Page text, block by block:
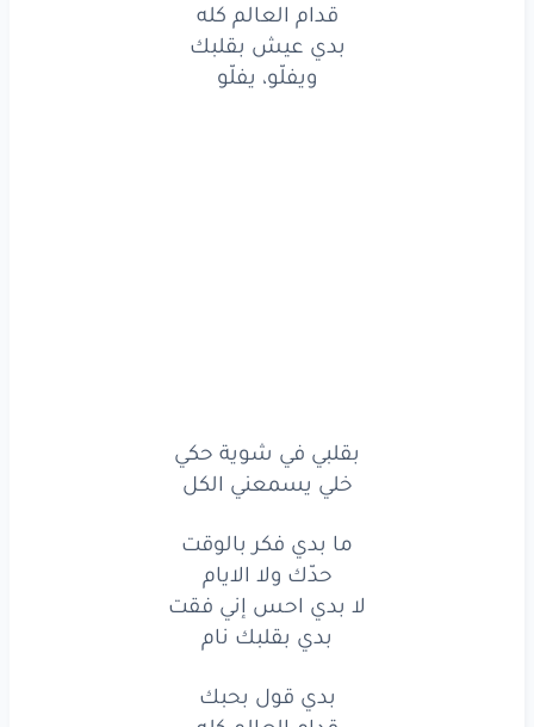
بديقولبحبك
قدامالعالم
بقلبي
في شوية
خلييسمعنيالكل
بديفكربالوقت
حدّكولا الايام
بدياحسإني
بديبقلبكنام
قدام العالم كله
بدي عيش بقلبك
ويفلّو، يفلّو
بقلبي في شوية حكي
خلي يسمعني الكل
ما بدي فكر بالوقت
حدّك ولا الايام
لا بدي احس إني فقت
بدي بقلبك نام
بدي قول بحبك